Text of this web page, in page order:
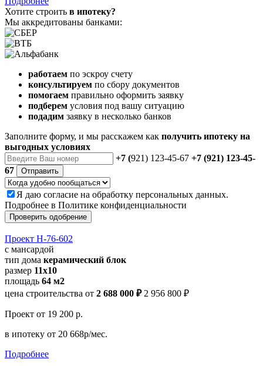
Хотите строить в ипотеку?
Мы аккредитованы банками:
работаем по эскроу счету
консультируем по сбору документов
помогаем правильно оформить заявку
подберем условия под вашу ситуацию
подадим заявку в несколько банков
Заполните форму, и мы расскажем как получить ипотеку на
выгодных условиях
+7 (921) 123-45-67 +7 (921) 123-45-
67
Отправить
Я даю согласие на обработку персональных данных.
Подробнее в Политике конфиденциальности
Проверить одобрение
Проект Н-76-602
с мансардой
тип дома керамический блок
размер 11х10
площадь 64 м2
цена строительства от 2 688 000 ₽ 2 956 800 ₽
Проект от 19 200 р.
в ипотеку от 20 668р/мес.
Подробнее